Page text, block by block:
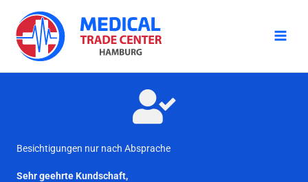
Inhalt
springen
Besichtigungen nur nach Absprache
Sehr geehrte Kundschaft,